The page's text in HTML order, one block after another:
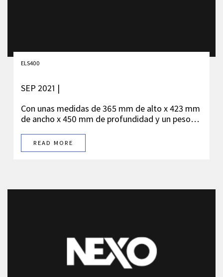
ELS400
SEP 2021 |
Con unas medidas de 365 mm de alto x 423 mm
de ancho x 450 mm de profundidad y un peso…
READ MORE